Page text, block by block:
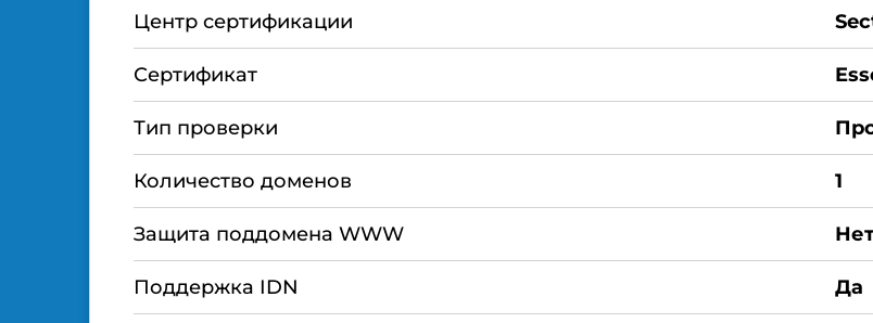
Центр сертификации
Сертификат
Тип проверки
Количество доменов 1
Защита поддомена WWW
Поддержка IDN Да